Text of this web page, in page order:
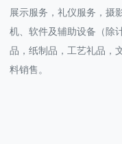
展示服务，礼仪服务，摄
机、软件及辅助设备（除
品，纸制品，工艺礼品，
料销售。